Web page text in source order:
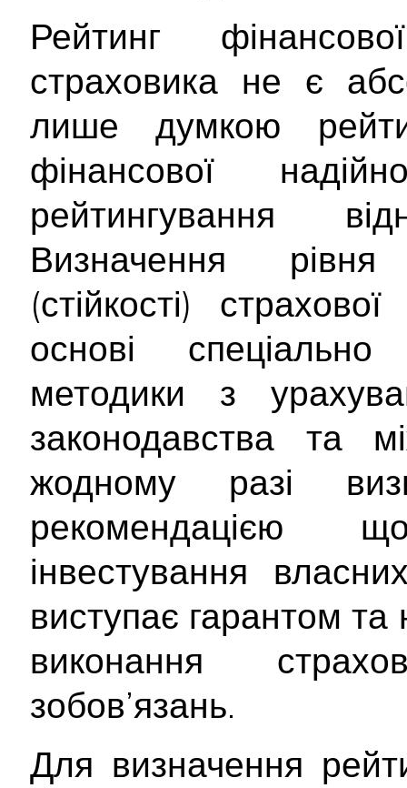
Рейтинг
страховика не є
лише думкою
фінансової
рейтингування
Визначення рівня
(стійкості)
основі спеціально
методики з
законодавства та
жодному разі
рекомендацією
інвестування
виступає гарантом та
виконання
зобов’язань.
Для визначення